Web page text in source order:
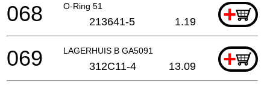
O-Ring 51 +
068 213641-5 1.19
LAGERHUIS B GA5091 +
069 312C11-4 13.09